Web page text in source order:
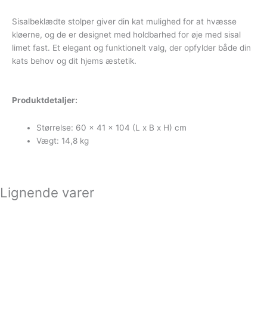
Sisalbeklædte stolper giver din kat mulighed for at hvæsse
kløerne, og de er designet med holdbarhed for øje med sisal
limet fast. Et elegant og funktionelt valg, der opfylder både din
kats behov og dit hjems æstetik.
Produktdetaljer:
Størrelse: 60 x 41 x 104 (L x B x H) cm
Vægt: 14,8 kg
Lignende varer